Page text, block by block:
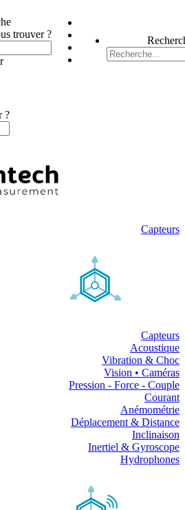
trouver ?
?
Capteurs
Capteurs
Acoustique
Vibration & Choc
Vision • Caméras
Pression - Force - Couple
Courant
Anémométrie
Déplacement & Distance
Inclinaison
Inertiel & Gyroscope
Hydrophones